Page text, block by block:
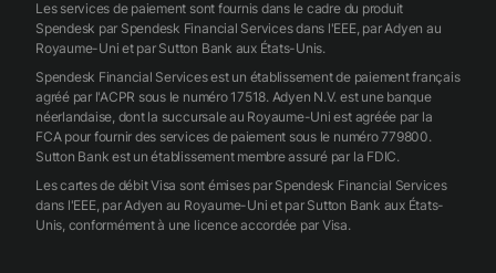
Les services de paiement sont fournis dans le cadre du produit
Spendesk par Spendesk Financial Services dans l'EEE, par Adyen au
Royaume-Uni et par Sutton Bank aux États-Unis.
Spendesk Financial Services est un établissement de paiement français
agréé par l'ACPR sous le numéro 17518. Adyen N.V. est une banque
néerlandaise, dont la succursale au Royaume-Uni est agréée par la
FCA pour fournir des services de paiement sous le numéro 779800.
Sutton Bank est un établissement membre assuré par la FDIC.
Les cartes de débit Visa sont émises par Spendesk Financial Services
dans l'EEE, par Adyen au Royaume-Uni et par Sutton Bank aux États-
Unis, conformément à une licence accordée par Visa.